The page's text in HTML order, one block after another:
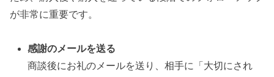
が非常に重要です。
感謝のメールを送る
商談後にお礼のメールを送り、相手に「大切にされ